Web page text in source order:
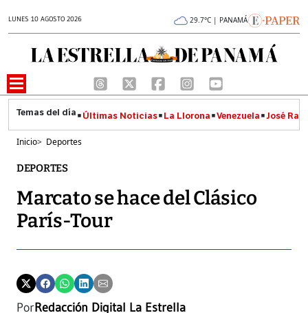
LUNES 10 AGOSTO 2026 29.7°C | PANAMÁ
Últimas Noticias La Llorona Venezuela José
Inicio> Deportes
DEPORTES
Marcato se hace del Clásico
París-Tour
PorRedacción Digital La Estrella